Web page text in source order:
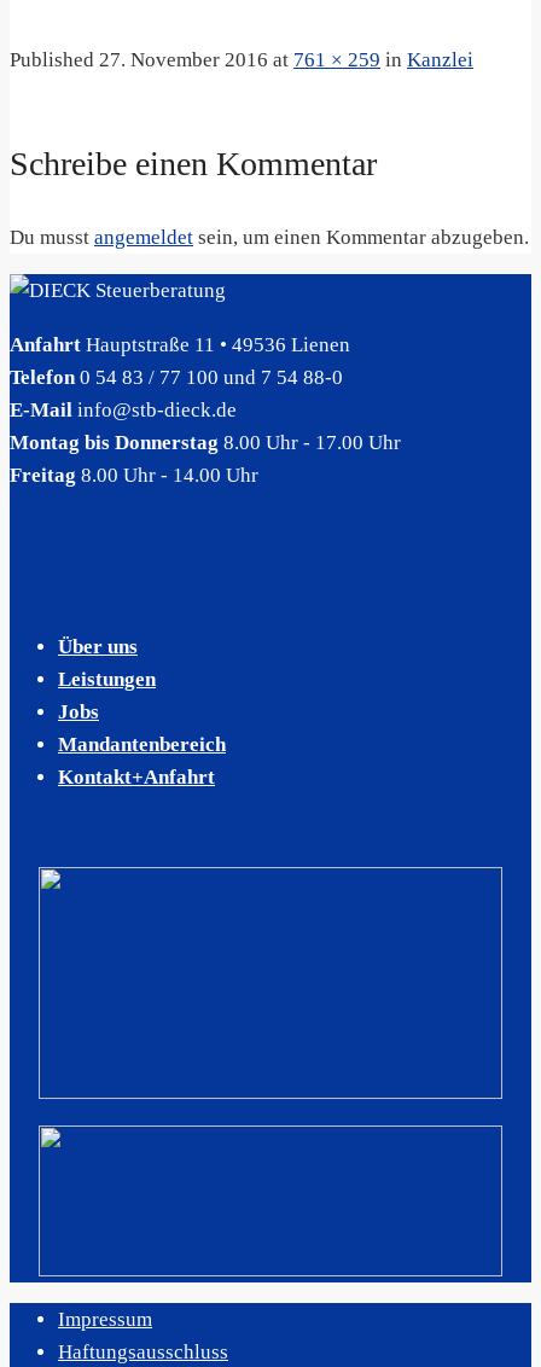
Published 27. November 2016 at 761 × 259 in Kanzlei
Schreibe einen Kommentar
Du musst angemeldet sein, um einen Kommentar abzugeben.
Anfahrt Hauptstraße 11 • 49536 Lienen
Telefon0 54 83 / 77 100 und 7 54 88-0
E-Mail info@stb-dieck.de
Montag bis Donnerstag 8.00 Uhr - 17.00 Uhr
Freitag 8.00 Uhr - 14.00 Uhr
Über uns
Leistungen
Jobs
Mandantenbereich
Kontakt+Anfahrt
Impressum
Haftungsausschluss